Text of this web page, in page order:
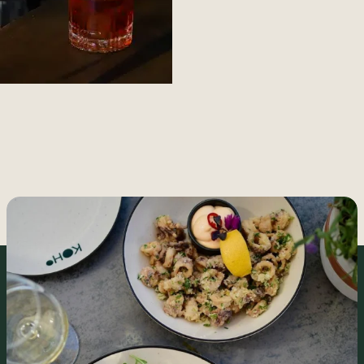
Värsked maitsed igaks hetkeks.✨🌞
Ootame sind...
9 0